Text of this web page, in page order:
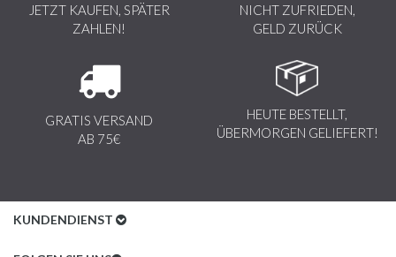
JETZT KAUFEN, SPÄTER
ZAHLEN!
NICHT ZUFRIEDEN,
GELD ZURÜCK
GRATIS VERSAND
AB 75€
HEUTE BESTELLT,
ÜBERMORGEN GELIEFERT!
KUNDENDIENST
Kundenservice